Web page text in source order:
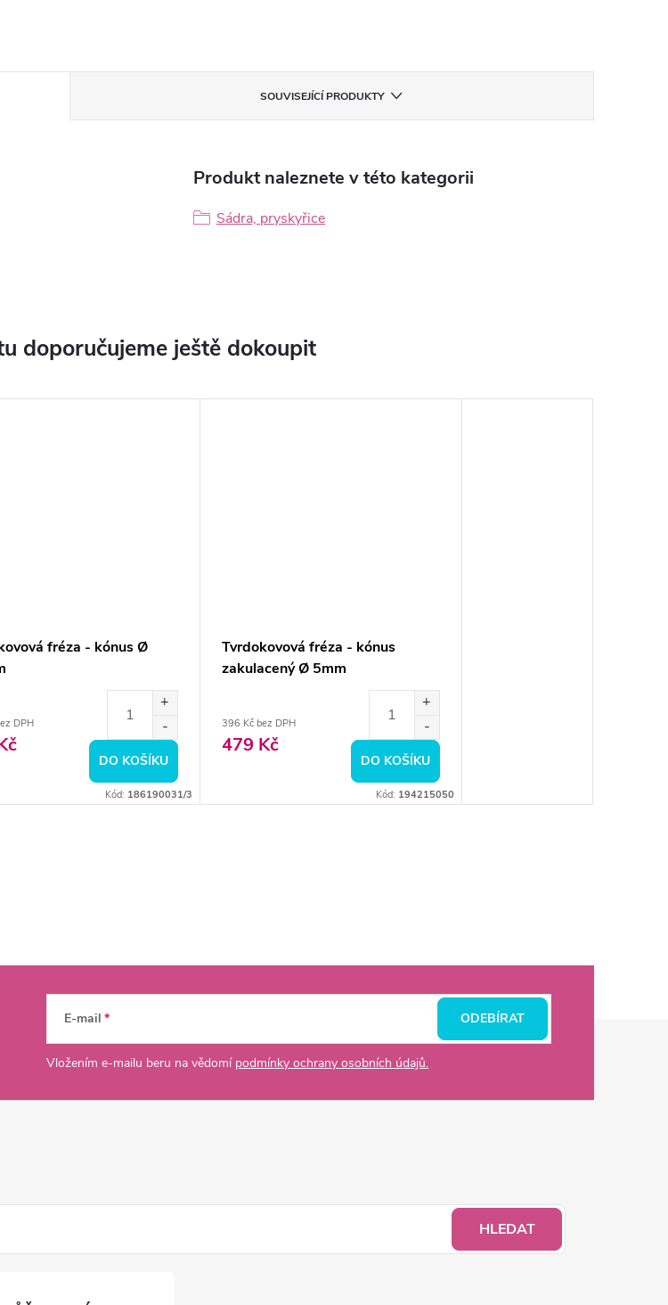
SOUVISEJÍCÍ PRODUKTY
Produkt naleznete v této kategorii
Sádra, pryskyřice
doporučujeme ještě dokoupit
fréza - kónus Ø
DPH
DO KOŠÍKU
Kód: 186190031/3
Tvrdokovová fréza - kónus
zakulacený Ø 5mm
396 Kč bez DPH
479 Kč
DO KOŠÍKU
Kód: 194215050
E-mail
Vložením e-mailu beru na vědomí podmínky ochrany osobních údajů.
ODEBÍRAT
HLEDAT